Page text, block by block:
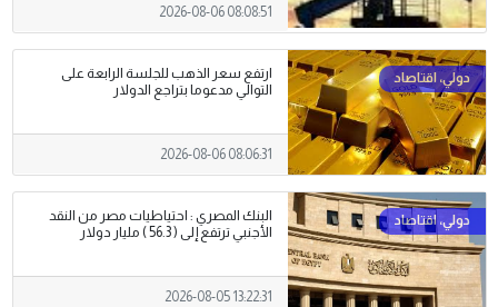
2026-08-06 08:08:51
ارتفع سعر الذهب للجلسة الرابعة على
التوالي مدعوما بتراجع الدولار
2026-08-06 08:06:31
البنك المصري : احتياطيات مصر من النقد
الأجنبي ترتفع إلى ( 56.3 ) مليار دولار
2026-08-05 13:22:31